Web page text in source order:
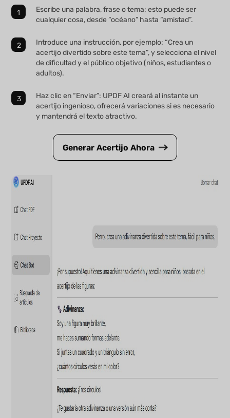
Escribe una palabra, frase o tema; esto puede ser
cualquier cosa, desde “océano” hasta “amistad”.
Introduce una instrucción, por ejemplo: “Crea un
acertijo divertido sobre este tema”, y selecciona el nivel
de dificultad y el público objetivo (niños, estudiantes o
adultos).
Haz clic en “Enviar”: UPDF AI creará al instante un
acertijo ingenioso, ofrecerá variaciones si es necesario
y mantendrá el texto atractivo.
Generar Acertijo Ahora